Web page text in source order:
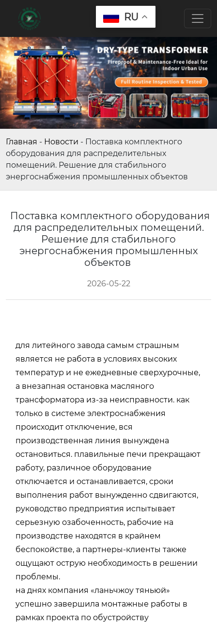
RU
Главная - Новости - Поставка комплектного
оборудования для распределительных
помещений. Решение для стабильного
энергоснабжения промышленных объектов
Поставка комплектного оборудования
для распределительных помещений.
Решение для стабильного
энергоснабжения промышленных
объектов
2026-05-22
для литейного завода самым страшным
является не работа в условиях высоких
температур и не ежедневные сверхурочные,
а внезапная остановка масляного
трансформатора из-за неисправности. как
только в системе электроснабжения
происходит отключение, вся
производственная линия вынуждена
остановиться. плавильные печи прекращают
работу, различное оборудование
отключается и останавливается, сроки
выполнения работ вынужденно сдвигаются,
руководство предприятия испытывает
серьезную озабоченность, рабочие на
производстве находятся в крайнем
беспокойстве, а партнеры-клиенты также
ощущают острую необходимость в решении
проблемы.
на днях компания «ланьчжоу тяньюй»
успешно завершила монтажные работы в
рамках проекта по обустройству